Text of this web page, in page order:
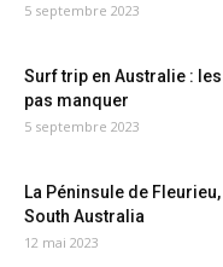
5 septembre 2023
Surf trip en Australie :
pas manquer
5 septembre 2023
La Péninsule de
South Australia
12 mai 2023